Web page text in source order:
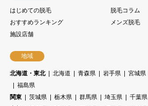
はじめての脱毛
脱毛コラム
おすすめランキング
メンズ脱毛
施設店舗
地域
北海道・東北 北海道 青森県 岩手県 宮城県
福島県
関東
茨城県 栃木県 群馬県 埼玉県 千葉県